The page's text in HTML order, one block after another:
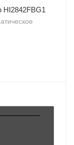
HI2842FBG1